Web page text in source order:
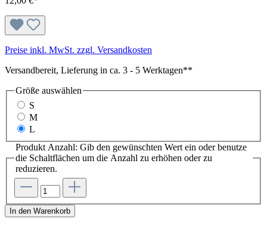
Preise inkl. MwSt. zzgl. Versandkosten
Versandbereit, Lieferung in ca. 3 - 5 Werktagen**
Größe auswählen
S
M
L
Produkt Anzahl: Gib den gewünschten Wert ein oder benutze
die Schaltflächen um die Anzahl zu erhöhen oder zu
reduzieren.
In den Warenkorb